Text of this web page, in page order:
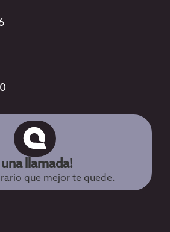
llamada!
que mejor te quede.